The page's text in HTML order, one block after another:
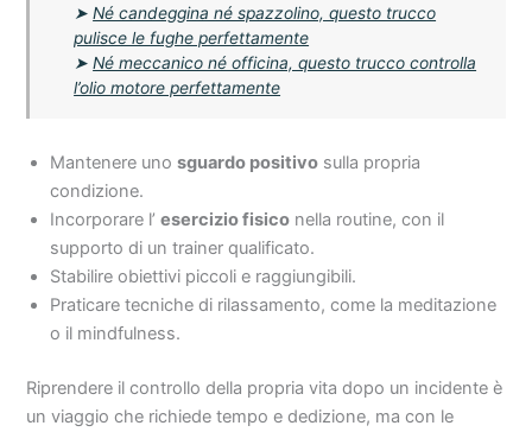
➤Né candeggina né spazzolino, questo trucco
pulisce le fughe perfettamente
➤Né meccanico né officina, questo trucco controlla
l’olio motore perfettamente
Mantenere unosguardo positivo sulla propria
condizione.
Incorporare l’esercizio fisico nella routine, con il
supporto di un trainer qualificato.
Stabilire obiettivi piccoli e raggiungibili.
Praticare tecniche di rilassamento, come la meditazione
o il mindfulness.
Riprendere il controllo della propria vita dopo un incidente è
un viaggio che richiede tempo e dedizione, ma con le